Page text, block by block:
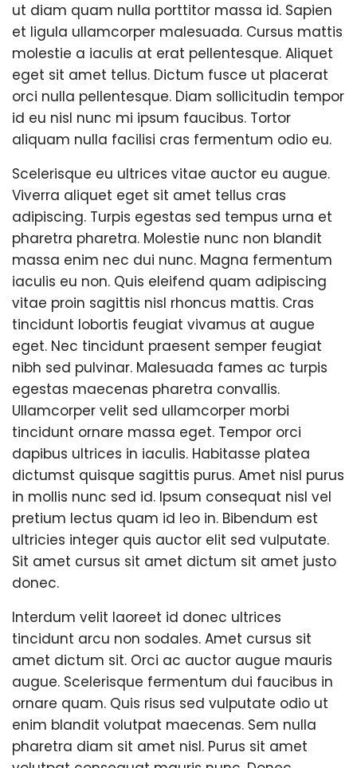
ut diam quam nulla porttitor massa id. Sapien
et ligula ullamcorper malesuada. Cursus mattis
molestie a iaculis at erat pellentesque. Aliquet
eget sit amet tellus. Dictum fusce ut placerat
orci nulla pellentesque. Diam sollicitudin tempor
id eu nisl nunc mi ipsum faucibus. Tortor
aliquam nulla facilisi cras fermentum odio eu.
Scelerisque eu ultrices vitae auctor eu augue.
Viverra aliquet eget sit amet tellus cras
adipiscing. Turpis egestas sed tempus urna et
pharetra pharetra. Molestie nunc non blandit
massa enim nec dui nunc. Magna fermentum
iaculis eu non. Quis eleifend quam adipiscing
vitae proin sagittis nisl rhoncus mattis. Cras
tincidunt lobortis feugiat vivamus at augue
eget. Nec tincidunt praesent semper feugiat
nibh sed pulvinar. Malesuada fames ac turpis
egestas maecenas pharetra convallis.
Ullamcorper velit sed ullamcorper morbi
tincidunt ornare massa eget. Tempor orci
dapibus ultrices in iaculis. Habitasse platea
dictumst quisque sagittis purus. Amet nisl purus
in mollis nunc sed id. Ipsum consequat nisl vel
pretium lectus quam id leo in. Bibendum est
ultricies integer quis auctor elit sed vulputate.
Sit amet cursus sit amet dictum sit amet justo
donec.
Interdum velit laoreet id donec ultrices
tincidunt arcu non sodales. Amet cursus sit
amet dictum sit. Orci ac auctor augue mauris
augue. Scelerisque fermentum dui faucibus in
ornare quam. Quis risus sed vulputate odio ut
enim blandit volutpat maecenas. Sem nulla
pharetra diam sit amet nisl. Purus sit amet